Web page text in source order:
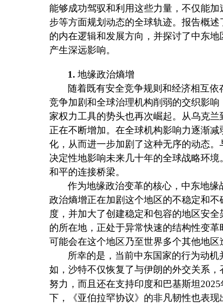
能够成功驾驭和利用这些力量，不仅能
步等方面规划动态的全球轨迹。报告概述
的内在逻辑和发展方向，并探讨了中东
产生深远影响。
1. 地缘政治熵增
随着既有安全竞争规则和经济相互
竞争加剧和全球治理机构削弱的交织影
家权力工具的势头也再次崛起。从乌克
正在不断增加。在全球机构影响力逐渐
化，从而进一步加剧了这种无序的动态
决定性地影响未来几十年的全球战略环
和平的连接桥梁。
作为地缘政治变革的核心，中东地
政治熵增正在加剧这个地区的不稳定和
度，并加大了创建稳定和包容的地区安
的所在地，正处于异常快速的结构性变
可能会在这个地区乃至世界多个其他地
所幸的是，当前中东国家的行为动
如，沙特不仅恢复了与伊朗的外交关系，
努力，而且还在支持印度和巴基斯坦2025
下，《亚伯拉罕协议》的非凡韧性也表